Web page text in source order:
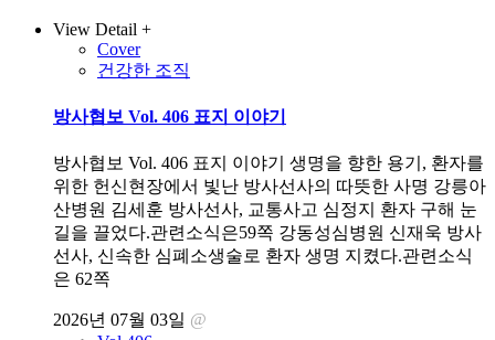
View Detail +
Cover
건강한 조직
방사협보 Vol. 406 표지 이야기
방사협보 Vol. 406 표지 이야기 생명을 향한 용기, 환자를
위한 헌신현장에서 빛난 방사선사의 따뜻한 사명 강릉아
산병원 김세훈 방사선사, 교통사고 심정지 환자 구해 눈
길을 끌었다.관련소식은59쪽 강동성심병원 신재욱 방사
선사, 신속한 심폐소생술로 환자 생명 지켰다.관련소식
은 62쪽
2026년 07월 03일 @